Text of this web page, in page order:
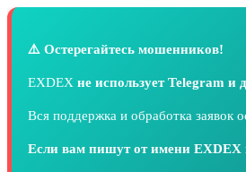
⚠️ Остерегайтесь мошенников!
EXDEX не использует Telegram и
Вся поддержка и обработка заявок
Если вам пишут от имени